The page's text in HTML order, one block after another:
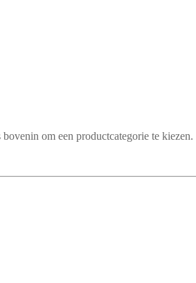
om een productcategorie te kiezen.